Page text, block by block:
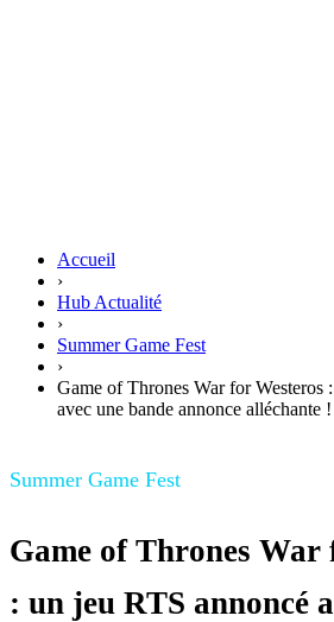
Accueil
›
Hub Actualité
›
Summer Game Fest
›
Game of Thrones War for Westeros
avec une bande annonce alléchante !
Summer Game Fest
Game of Thrones War
: un jeu RTS annoncé